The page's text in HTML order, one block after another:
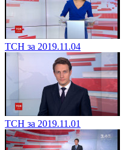
ТСН за 2019.11.04
ТСН за 2019.11.01